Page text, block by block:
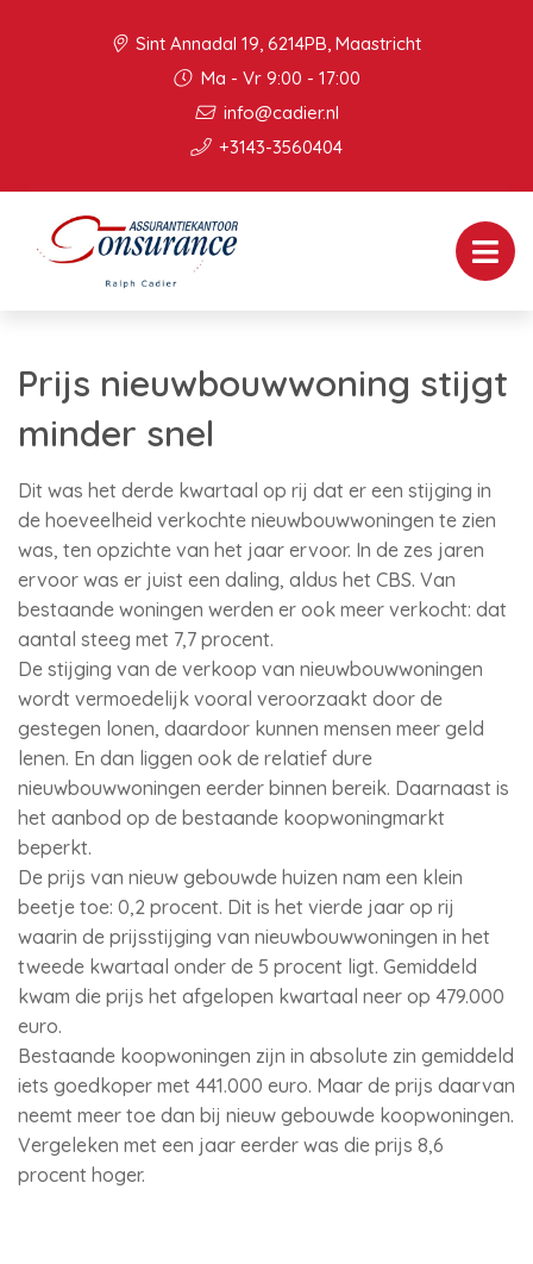
Sint Annadal 19, 6214PB, Maastricht
Ma - Vr 9:00 - 17:00
info@cadier.nl
+3143-3560404
Prijs nieuwbouwwoning stijgt
minder snel
Dit was het derde kwartaal op rij dat er een stijging in
de hoeveelheid verkochte nieuwbouwwoningen te zien
was, ten opzichte van het jaar ervoor. In de zes jaren
ervoor was er juist een daling, aldus het CBS. Van
bestaande woningen werden er ook meer verkocht: dat
aantal steeg met 7,7 procent.
De stijging van de verkoop van nieuwbouwwoningen
wordt vermoedelijk vooral veroorzaakt door de
gestegen lonen, daardoor kunnen mensen meer geld
lenen. En dan liggen ook de relatief dure
nieuwbouwwoningen eerder binnen bereik. Daarnaast is
het aanbod op de bestaande koopwoningmarkt
beperkt.
De prijs van nieuw gebouwde huizen nam een klein
beetje toe: 0,2 procent. Dit is het vierde jaar op rij
waarin de prijsstijging van nieuwbouwwoningen in het
tweede kwartaal onder de 5 procent ligt. Gemiddeld
kwam die prijs het afgelopen kwartaal neer op 479.000
euro.
Bestaande koopwoningen zijn in absolute zin gemiddeld
iets goedkoper met 441.000 euro. Maar de prijs daarvan
neemt meer toe dan bij nieuw gebouwde koopwoningen.
Vergeleken met een jaar eerder was die prijs 8,6
procent hoger.